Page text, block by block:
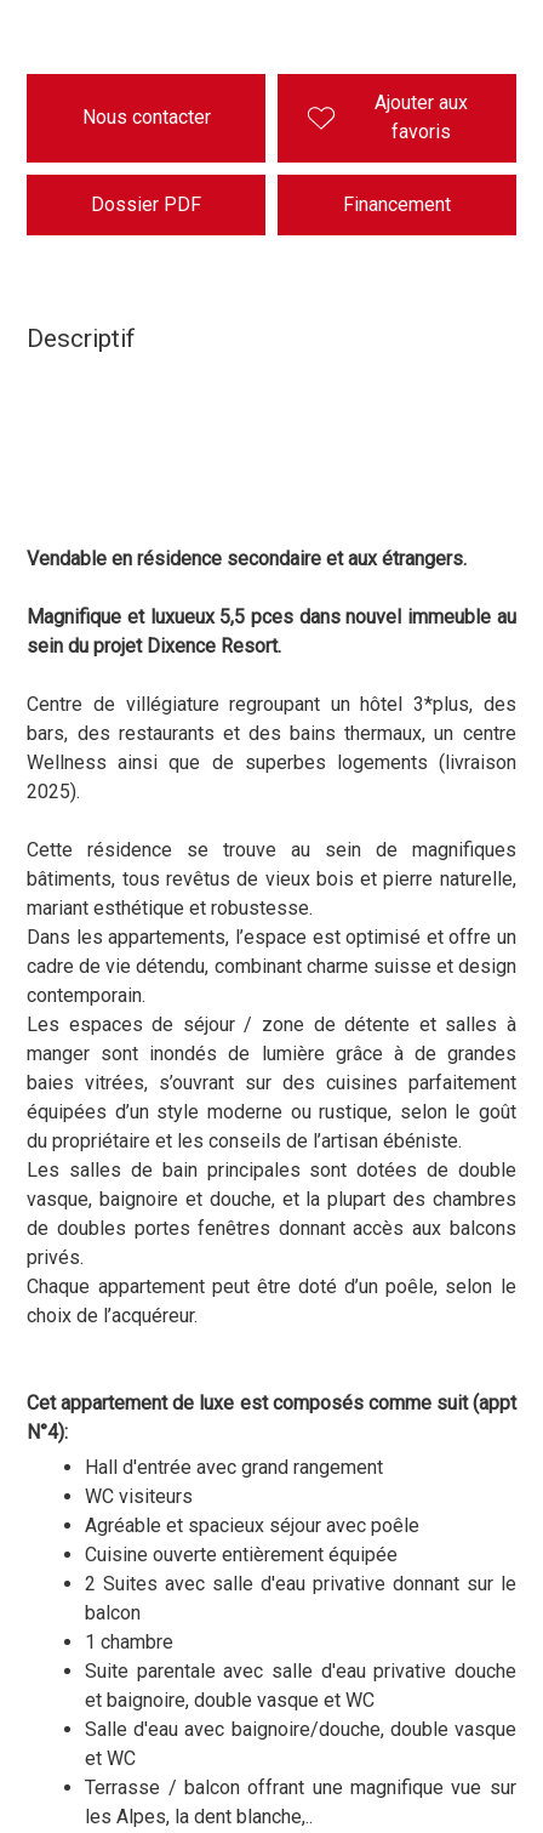
Nous contacter
Ajouter aux
favoris
Dossier PDF Financement
Descriptif
Vendable en résidence secondaire et aux étrangers.
Magnifique et luxueux 5,5 pces dans nouvel immeuble au
sein du projet Dixence Resort.
Centre de villégiature regroupant un hôtel 3*plus, des
bars, des restaurants et des bains thermaux, un centre
Wellness ainsi que de superbes logements (livraison
2025).
Cette résidence se trouve au sein de magnifiques
bâtiments, tous revêtus de vieux bois et pierre naturelle,
mariant esthétique et robustesse.
Dans les appartements, l’espace est optimisé et offre un
cadre de vie détendu, combinant charme suisse et design
contemporain.
Les espaces de séjour / zone de détente et salles à
manger sont inondés de lumière grâce à de grandes
baies vitrées, s’ouvrant sur des cuisines parfaitement
équipées d’un style moderne ou rustique, selon le goût
du propriétaire et les conseils de l’artisan ébéniste.
Les salles de bain principales sont dotées de double
vasque, baignoire et douche, et la plupart des chambres
de doubles portes fenêtres donnant accès aux balcons
privés.
Chaque appartement peut être doté d’un poêle, selon le
choix de l’acquéreur.
Cet appartement de luxe est composés comme suit (appt
N°4):
Hall d'entrée avec grand rangement
WC visiteurs
Agréable et spacieux séjour avec poêle
Cuisine ouverte entièrement équipée
2 Suites avec salle d'eau privative donnant sur le
balcon
1 chambre
Suite parentale avec salle d'eau privative douche
et baignoire, double vasque et WC
Salle d'eau avec baignoire/douche, double vasque
et WC
Terrasse / balcon offrant une magnifique vue sur
les Alpes, la dent blanche,..